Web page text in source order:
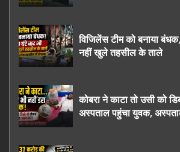
विजिलेंस टीम को बनाया
नहीं खुले तहसील के ताले
कोबरा ने काटा तो उसी को
अस्पताल पहुंचा युवक,